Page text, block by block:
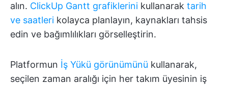
alın. ClickUp Gantt grafiklerini kullanarak tarih
ve saatleri kolayca planlayın, kaynakları tahsis
edin ve bağımlılıkları görselleştirin.
Platformun İş Yükü görünümünü kullanarak,
seçilen zaman aralığı için her takım üyesinin iş